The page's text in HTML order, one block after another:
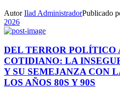
AutorIlad AdministradorPublicado
2026
DEL TERROR POLÍTICO
COTIDIANO: LA
Y SU SEMEJANZA CON
LOS AÑOS 80S Y 90S